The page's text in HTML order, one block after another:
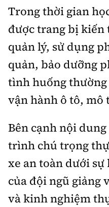
Phó Tổng biên tập:
Nguyễn Đức Thắng, La
Hotline:
0901 514 799
Quảng cáo
0915 057
Email:
Cấm sao chép dưới mọi
Thông tin tòa
soạn
Trong thời gian
được trang bị kiến
quản lý, sử dụng
quản, bảo dưỡng
tình huống
vận hành ô tô, mô
Bên cạnh nội
trình chú trọng
xe an toàn dưới
của đội ngũ giảng
và kinh nghiệm